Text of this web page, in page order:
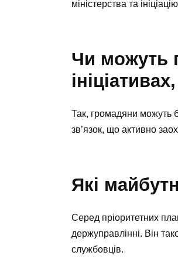
міністерства та
Чи можуть
Так, громадяни можуть
зв’язок, що активно
Які
Серед пріоритетних
держуправлінні. Він
службовців.